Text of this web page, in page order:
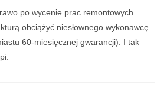
po wycenie prac remontowych
obciążyć niesłownego wykonawcę
60-miesięcznej gwarancji). I tak